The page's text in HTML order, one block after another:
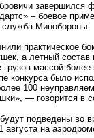
завершился
– боевое
служба Минобороны.
практическое
а летный состав
грузов массой
конкурса было
100
— говорится в
будут подведены во
августа на